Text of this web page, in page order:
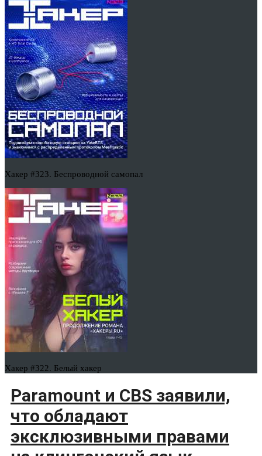
Хакер #323. Беспроводной самопал
Хакер #322. Белый хакер
Paramount и CBS заявили,
что обладают
эксклюзивными правами